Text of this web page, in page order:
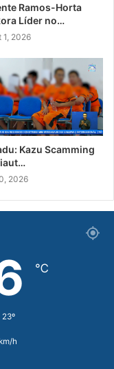
Ramos-Horta
Líder no…
1, 2026
Kazu Scamming
2026
℃
23º
h